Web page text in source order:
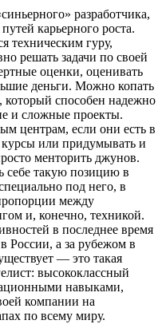
разработчика,
карьерного роста.
техническим гуру,
решать задачи по своей
оценки, оценивать
деньги. Можно копать
который способен надежно
и сложные проекты.
центрам, если они есть в
или придумывать и
менторить джунов.
себе такую позицию в
под него, в
между
и, конечно, техникой.
в последнее время
России, а за рубежом в
— это такая
высококлассный
навыками,
компании на
по всему миру.